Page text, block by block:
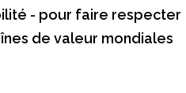
- pour faire respecter
de valeur mondiales